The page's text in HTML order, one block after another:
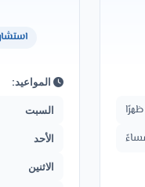
المواعيد:
السبت
الأحد
الاثنين